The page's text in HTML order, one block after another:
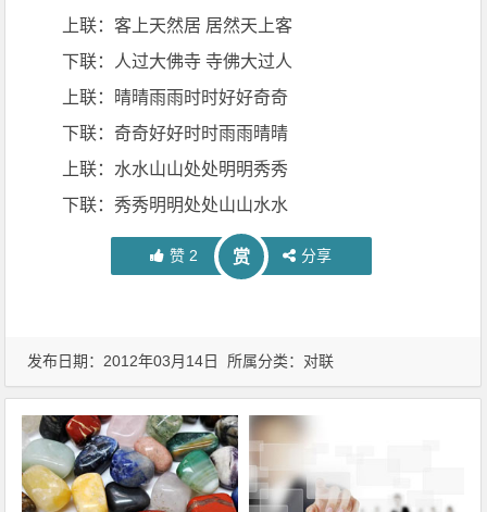
上联：客上天然居 居然天上客
下联：人过大佛寺 寺佛大过人
上联：晴晴雨雨时时好好奇奇
下联：奇奇好好时时雨雨晴晴
上联：水水山山处处明明秀秀
下联：秀秀明明处处山山水水
赞 2 赏 分享
发布日期：2012年03月14日 所属分类： 对联